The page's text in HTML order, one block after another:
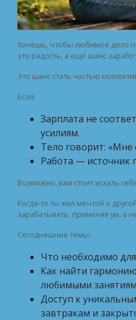
Хочешь, чтобы любимое дело
это радость, а ещё шанс
Это шанс стать частью
Если:
Зарплата не
усилиям.
Тело говорит: «Мне
Работа — источник
Возможно, вам стоит искать
Когда-то ты жил мечтой о
зарабатывать, применяя ум, а
Сегодняшние темы:
Что необходимо
Как найти
любимыми
Доступ к
завтракам и